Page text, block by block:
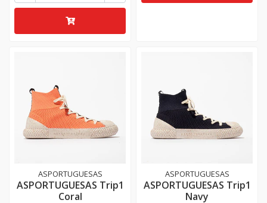
ASPORTUGUESAS
ASPORTUGUESAS Trip1
Coral
ASPORTUGUESAS
ASPORTUGUESAS Trip1
Navy